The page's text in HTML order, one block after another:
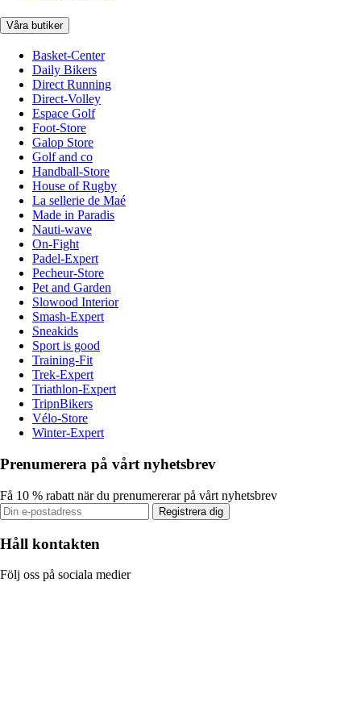
Våra butiker
Basket-Center
Daily Bikers
Direct Running
Direct-Volley
Espace Golf
Foot-Store
Galop Store
Golf and co
Handball-Store
House of Rugby
La sellerie de Maé
Made in Paradis
Nauti-wave
On-Fight
Padel-Expert
Pecheur-Store
Pet and Garden
Slowood Interior
Smash-Expert
Sneakids
Sport is good
Training-Fit
Trek-Expert
Triathlon-Expert
TripnBikers
Vélo-Store
Winter-Expert
Prenumerera på vårt nyhetsbrev
Få 10 % rabatt när du prenumererar på vårt nyhetsbrev
Registrera dig
Håll kontakten
Följ oss på sociala medier